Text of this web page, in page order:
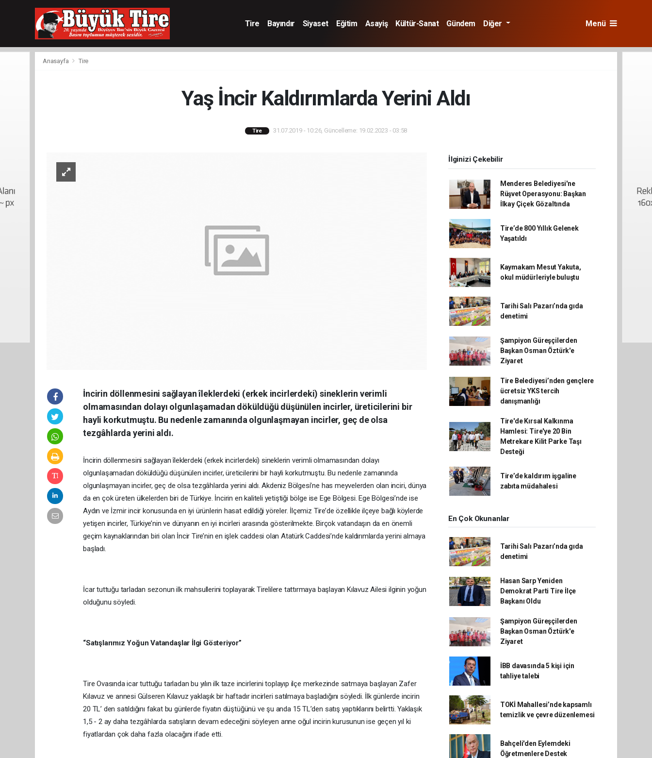
Tire Bayındır Siyaset Eğitim Asayiş Kültür-Sanat Gündem Diğer Menü
Anasayfa Tire
Yaş İncir Kaldırımlarda Yerini Aldı
Tire 31.07.2019 - 10:26, Güncelleme: 19.02.2023 - 03:58
İncirin döllenmesini sağlayan îleklerdeki (erkek incirlerdeki) sineklerin verimli
olmamasından dolayı olgunlaşamadan döküldüğü düşünülen incirler, üreticilerini bir
hayli korkutmuştu. Bu nedenle zamanında olgunlaşmayan incirler, geç de olsa
tezgâhlarda yerini aldı.
İncirin döllenmesini sağlayan îleklerdeki (erkek incirlerdeki) sineklerin verimli olmamasından dolayı
olgunlaşamadan döküldüğü düşünülen incirler, üreticilerini bir hayli korkutmuştu. Bu nedenle zamanında
olgunlaşmayan incirler, geç de olsa tezgâhlarda yerini aldı. Akdeniz Bölgesi’ne has meyvelerden olan inciri, dünya
da en çok üreten ülkelerden biri de Türkiye. İncirin en kaliteli yetiştiği bölge ise Ege Bölgesi. Ege Bölgesi’nde ise
Aydın ve İzmir incir konusunda en iyi ürünlerin hasat edildiği yöreler. İlçemiz Tire’de özellikle ilçeye bağlı köylerde
yetişen incirler, Türkiye’nin ve dünyanın en iyi incirleri arasında gösterilmekte. Birçok vatandaşın da en önemli
geçim kaynaklarından biri olan İncir Tire’nin en işlek caddesi olan Atatürk Caddesi’nde kaldırımlarda yerini almaya
başladı.
İcar tuttuğu tarladan sezonun ilk mahsullerini toplayarak Tirelilere tattırmaya başlayan Kılavuz Ailesi ilginin yoğun
olduğunu söyledi.
“Satışlarımız Yoğun Vatandaşlar İlgi Gösteriyor”
Tire Ovasında icar tuttuğu tarladan bu yılın ilk taze incirlerini toplayıp ilçe merkezinde satmaya başlayan Zafer
Kılavuz ve annesi Gülseren Kılavuz yaklaşık bir haftadır incirleri satılmaya başladığını söyledi. İlk günlerde incirin
20 TL’ den satıldığını fakat bu günlerde fiyatın düştüğünü ve şu anda 15 TL’den satış yaptıklarını belirtti. Yaklaşık
1,5 - 2 ay daha tezgâhlarda satışların devam edeceğini söyleyen anne oğul incirin kurusunun ise geçen yıl ki
fiyatlardan çok daha fazla olacağını ifade etti.
İlginizi Çekebilir
Menderes Belediyesi'ne
Rüşvet Operasyonu: Başkan
İlkay Çiçek Gözaltında
Tire’de 800 Yıllık Gelenek
Yaşatıldı
Kaymakam Mesut Yakuta,
okul müdürleriyle buluştu
Tarihi Salı Pazarı’nda gıda
denetimi
Şampiyon Güreşçilerden
Başkan Osman Öztürk'e
Ziyaret
Tire Belediyesi’nden gençlere
ücretsiz YKS tercih
danışmanlığı
Tire'de Kırsal Kalkınma
Hamlesi: Tire'ye 20 Bin
Metrekare Kilit Parke Taşı
Desteği
Tire’de kaldırım işgaline
zabıta müdahalesi
En Çok Okunanlar
Tarihi Salı Pazarı’nda gıda
denetimi
Hasan Sarp Yeniden
Demokrat Parti Tire İlçe
Başkanı Oldu
Şampiyon Güreşçilerden
Başkan Osman Öztürk'e
Ziyaret
İBB davasında 5 kişi için
tahliye talebi
TOKİ Mahallesi’nde kapsamlı
temizlik ve çevre düzenlemesi
Bahçeli'den Eylemdeki
Öğretmenlere Destek